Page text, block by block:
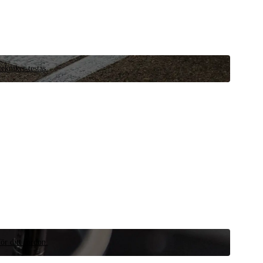
testas.
ditt fordon.